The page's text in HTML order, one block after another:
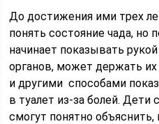
До достижения ими трех
понять состояние чада, но
начинает показывать
органов, может держать
и другими способами
в туалет из-за болей. Дети
смогут понятно объяснить,